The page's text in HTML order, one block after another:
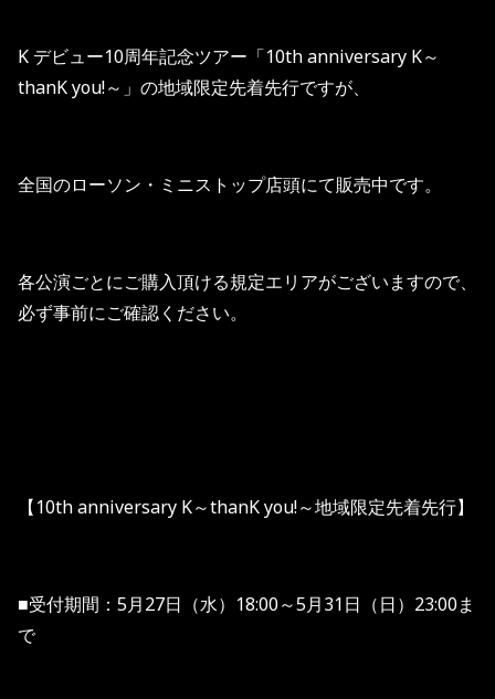
K デビュー10周年記念ツアー「10th anniversary K～
thanK you!～」の地域限定先着先行ですが、
全国のローソン・ミニストップ店頭にて販売中です。
各公演ごとにご購入頂ける規定エリアがございますので、
必ず事前にご確認ください。
【10th anniversary K～thanK you!～地域限定先着先行】
■受付期間：5月27日（水）18:00～5月31日（日）23:00ま
で